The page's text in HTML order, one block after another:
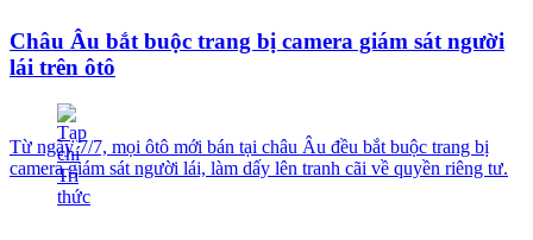
Châu Âu bắt buộc trang bị camera giám sát người
lái trên ôtô
Từ ngày 7/7, mọi ôtô mới bán tại châu Âu đều bắt buộc trang bị
camera giám sát người lái, làm dấy lên tranh cãi về quyền riêng tư.